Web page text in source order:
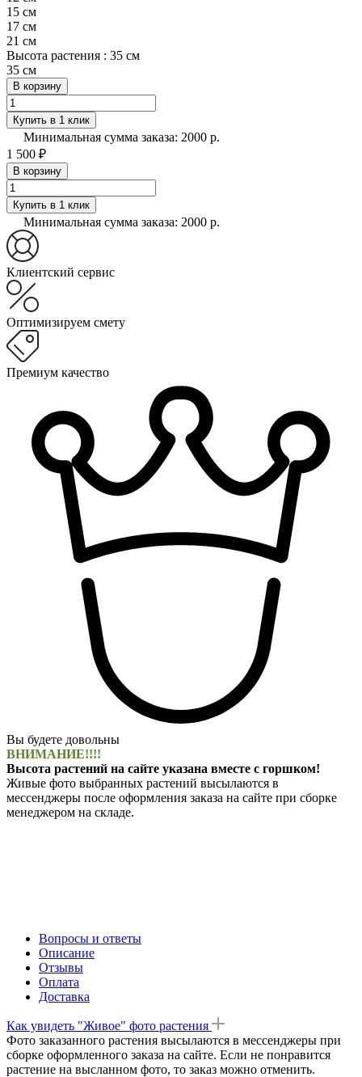
15 см
17 см
21 см
Высота растения : 35 см
35 см
В корзину
Купить в 1 клик
Минимальная сумма заказа: 2000 р.
1 500 ₽
В корзину
Купить в 1 клик
Минимальная сумма заказа: 2000 р.
Клиентский сервис
Оптимизируем смету
Премиум качество
Вы будете довольны
ВНИМАНИЕ!!!!
Высота растений на сайте указана вместе с горшком!
Живые фото выбранных растений высылаются в
мессенджеры после оформления заказа на сайте при сборке
менеджером на складе.
Вопросы и ответы
Описание
Отзывы
Оплата
Доставка
Как увидеть "Живое" фото растения
Фото заказанного растения высылаются в мессенджеры при
сборке оформленного заказа на сайте. Если не понравится
растение на высланном фото, то заказ можно отменить.